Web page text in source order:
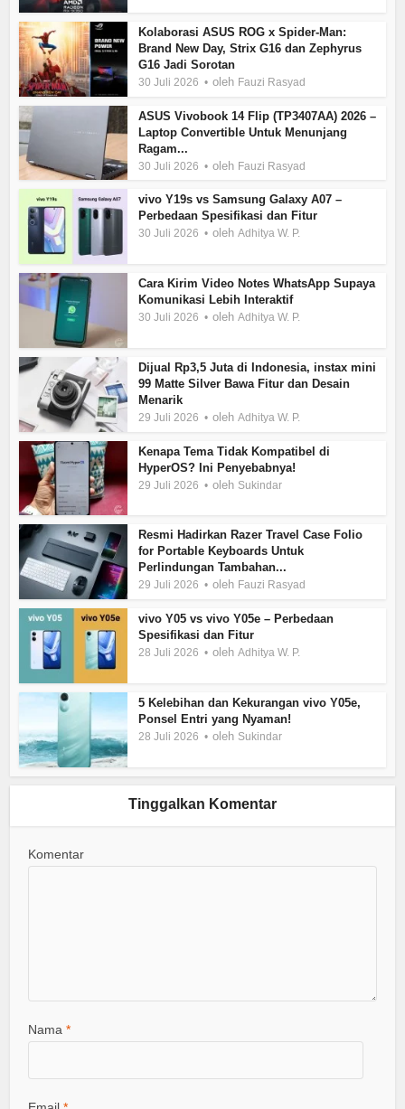
Kolaborasi ASUS ROG x Spider-Man:
Brand New Day, Strix G16 dan Zephyrus
G16 Jadi Sorotan
30 Juli 2026 oleh Fauzi Rasyad
ASUS Vivobook 14 Flip (TP3407AA) 2026 –
Laptop Convertible Untuk Menunjang
Ragam...
30 Juli 2026 oleh Fauzi Rasyad
vivo Y19s vs Samsung Galaxy A07 –
Perbedaan Spesifikasi dan Fitur
30 Juli 2026 olehAdhitya W. P.
Cara Kirim Video Notes WhatsApp Supaya
Komunikasi Lebih Interaktif
30 Juli 2026 olehAdhitya W. P.
Dijual Rp3,5 Juta di Indonesia, instax mini
99 Matte Silver Bawa Fitur dan Desain
Menarik
29 Juli 2026 olehAdhitya W. P.
Kenapa Tema Tidak Kompatibel di
HyperOS? Ini Penyebabnya!
29 Juli 2026 oleh Sukindar
Resmi Hadirkan Razer Travel Case Folio
for Portable Keyboards Untuk
Perlindungan Tambahan...
29 Juli 2026 oleh Fauzi Rasyad
vivo Y05 vs vivo Y05e – Perbedaan
Spesifikasi dan Fitur
28 Juli 2026 olehAdhitya W. P.
5 Kelebihan dan Kekurangan vivo Y05e,
Ponsel Entri yang Nyaman!
28 Juli 2026 oleh Sukindar
Tinggalkan Komentar
Komentar
Nama*